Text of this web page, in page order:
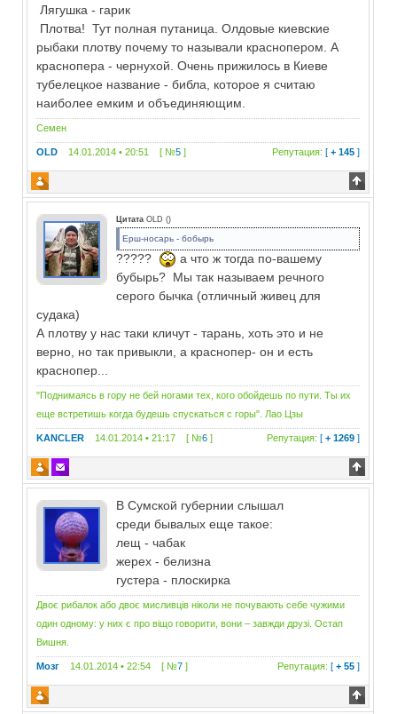
Лягушка - гарик
Плотва! Тут полная путаница. Олдовые киевские
рыбаки плотву почему то называли краснопером. А
краснопера - чернухой. Очень прижилось в Киеве
тубелецкое название - библа, которое я считаю
наиболее емким и объединяющим.
Семен
OLD 14.01.2014 • 20:51 [ №5 ] Репутация: [+ 145 ]
Цитата OLD ()
Ерш-носарь - бобырь
?????
а что ж тогда по-вашему
бубырь? Мы так называем речного
серого бычка (отличный живец для
судака)
А плотву у нас таки кличут - тарань, хоть это и не
верно, но так привыкли, а краснопер- он и есть
краснопер...
"Поднимаясь в гору не бей ногами тех, кого обойдешь по пути. Ты их
еще встретишь когда будешь спускаться с горы". Лао Цзы
KANCLER 14.01.2014 • 21:17 [ №6 ] Репутация: [+ 1269 ]
В Сумской губернии слышал
среди бывалых еще такое:
лещ - чабак
жерех - белизна
густера - плоскирка
Двоє рибалок або двоє мисливців ніколи не почувають себе чужими
один одному: у них є про віщо говорити, вони – завжди друзі. Остап
Вишня.
Мозг 14.01.2014 • 22:54 [ №7 ] Репутация: [+ 55 ]